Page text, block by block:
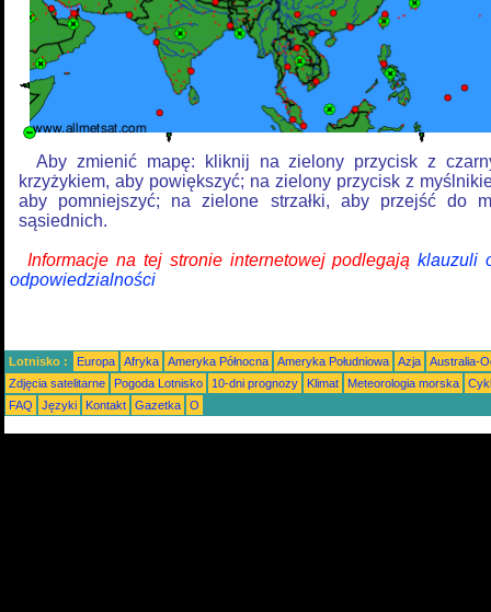
Aby zmienić mapę: kliknij na zielony przycisk z
krzyżykiem, aby powiększyć; na zielony przycisk z
aby pomniejszyć; na zielone strzałki, aby przejść do
sąsiednich.
Informacje na tej stronie internetowej podlegająklauzuli
odpowiedzialności
Lotnisko : Europa Afryka Ameryka Północna Ameryka Południowa Azja
Australia-
Zdjęcia satelitarne
Pogoda Lotnisko 10-dni prognozy Klimat Meteorologia morska
FAQ
Języki Kontakt Gazetka O